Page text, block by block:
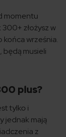
momentu
złożysz w
końca września.
będą musieli
plus?
tylko i
jednak mają
z